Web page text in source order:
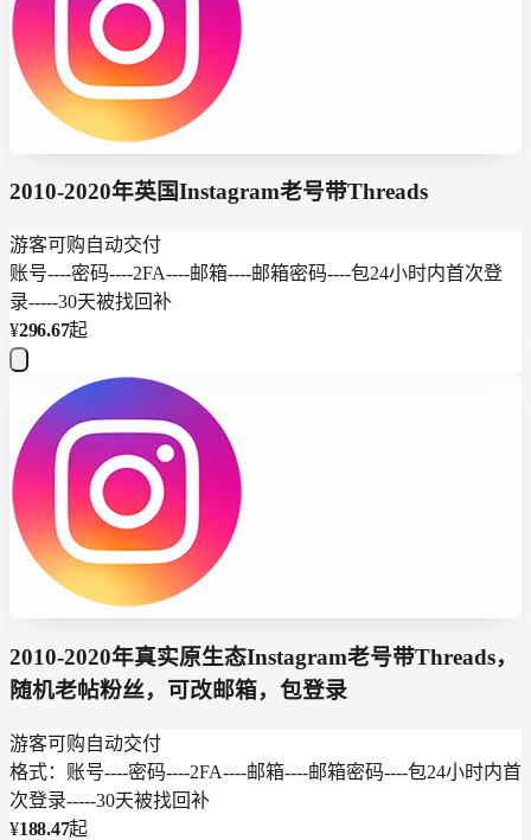
2010-2020年英国Instagram老号带Threads
游客可购自动交付
账号----密码----2FA----邮箱----邮箱密码----包24小时内首次登
录-----30天被找回补
¥296.67起
2010-2020年真实原生态Instagram老号带Threads，
随机老帖粉丝，可改邮箱，包登录
游客可购自动交付
格式：账号----密码----2FA----邮箱----邮箱密码----包24小时内首
次登录-----30天被找回补
¥188.47起